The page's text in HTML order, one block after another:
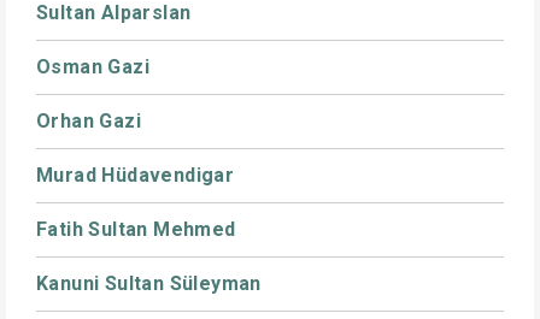
Sultan Alparslan
Osman Gazi
Orhan Gazi
Murad Hüdavendigar
Fatih Sultan Mehmed
Kanuni Sultan Süleyman